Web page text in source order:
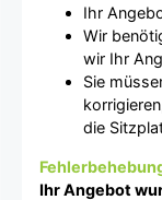
Ihr
Wir
wir Ihr
Sie
die
Ihr Angebot